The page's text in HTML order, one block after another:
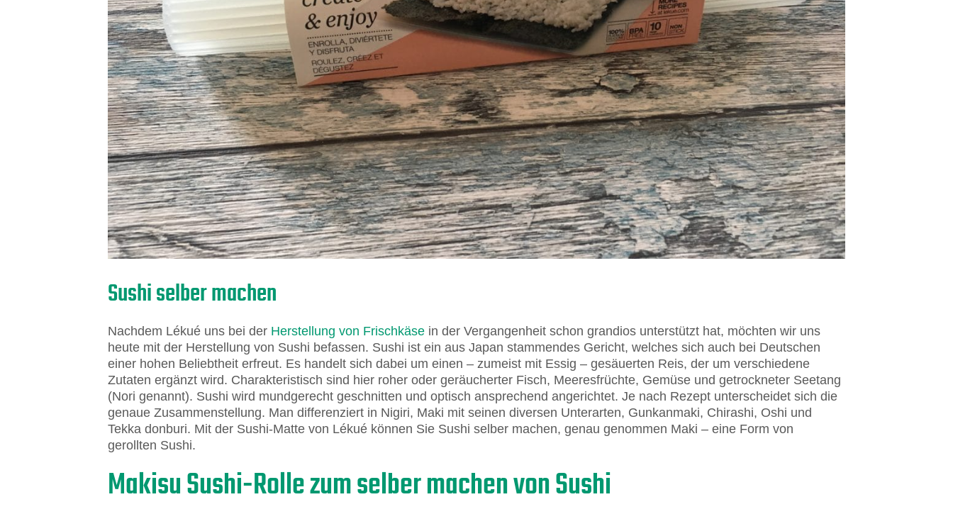
Sushi selber machen
Nachdem Lékué uns bei der Herstellung von Frischkäse in der Vergangenheit schon grandios unterstützt hat, möchten wir uns
heute mit der Herstellung von Sushi befassen. Sushi ist ein aus Japan stammendes Gericht, welches sich auch bei Deutschen
einer hohen Beliebtheit erfreut. Es handelt sich dabei um einen – zumeist mit Essig – gesäuerten Reis, der um verschiedene
Zutaten ergänzt wird. Charakteristisch sind hier roher oder geräucherter Fisch, Meeresfrüchte, Gemüse und getrockneter Seetang
(Nori genannt). Sushi wird mundgerecht geschnitten und optisch ansprechend angerichtet. Je nach Rezept unterscheidet sich die
genaue Zusammenstellung. Man differenziert in Nigiri, Maki mit seinen diversen Unterarten, Gunkanmaki, Chirashi, Oshi und
Tekka donburi. Mit der Sushi-Matte von Lékué können Sie Sushi selber machen, genau genommen Maki – eine Form von
gerollten Sushi.
Makisu Sushi-Rolle zum selber machen von Sushi